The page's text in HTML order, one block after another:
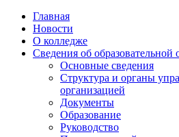
Главная
Новости
О колледже
Сведения об образовательной
Основные сведения
Структура и органы
организацией
Документы
Образование
Руководство